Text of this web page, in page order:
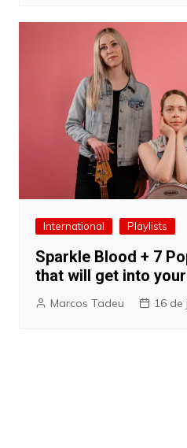
International Playlists
Sparkle Blood + 7
that will get into
Marcos Tadeu 16 de